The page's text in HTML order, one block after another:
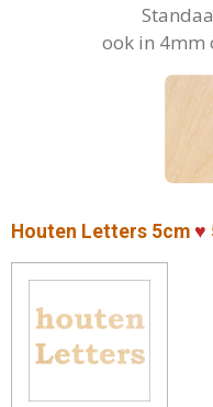
ook in 4mm
Houten Letters 5cm ♥